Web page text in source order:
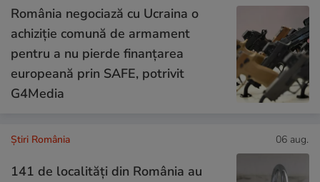
România negociază cu Ucraina o
achiziție comună de armament
pentru a nu pierde finanțarea
europeană prin SAFE, potrivit
G4Media
Știri România 06 aug.
141 de localități din România au